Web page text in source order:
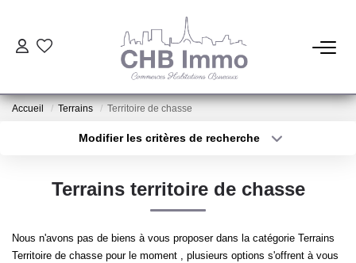
ESTIMATION
Accueil Terrains Territoire de chasse
Modifier les critères de recherche
Type de bien
Budget max Plus de critères
Terrains territoire de chasse
Nous n'avons pas de biens à vous proposer dans la catégorie Terrains
Territoire de chasse pour le moment , plusieurs options s'offrent à vous